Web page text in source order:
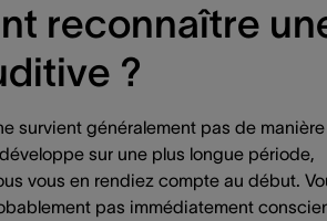
reconnaître
?
survient généralement pas de manière
sur une plus longue période,
vous en rendiez compte au début.
pas immédiatement